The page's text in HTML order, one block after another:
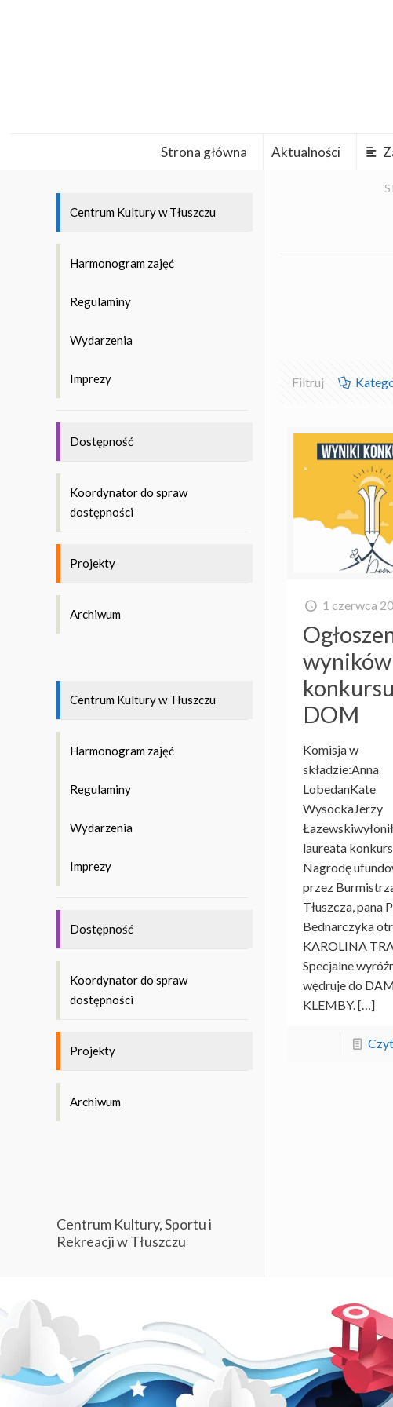
Strona główna Aktualności
Filtruj
1 czerwca
wyników
konkursu
DOM
Komisja w
składzie:Anna
LobedanKate
WysockaJerzy
laureata
Nagrodę
przez
Tłuszcza, pana
Bednarczyka
KAROLINA
Specjalne
wędruje do
KLEMBY. […]
Centrum Kultury w Tłuszczu
Harmonogram zajęć
Regulaminy
Wydarzenia
Imprezy
Dostępność
Koordynator do spraw
dostępności
Projekty
Archiwum
Centrum Kultury w Tłuszczu
Harmonogram zajęć
Regulaminy
Wydarzenia
Imprezy
Dostępność
Koordynator do spraw
dostępności
Projekty
Archiwum
Centrum Kultury, Sportu i
Rekreacji w Tłuszczu